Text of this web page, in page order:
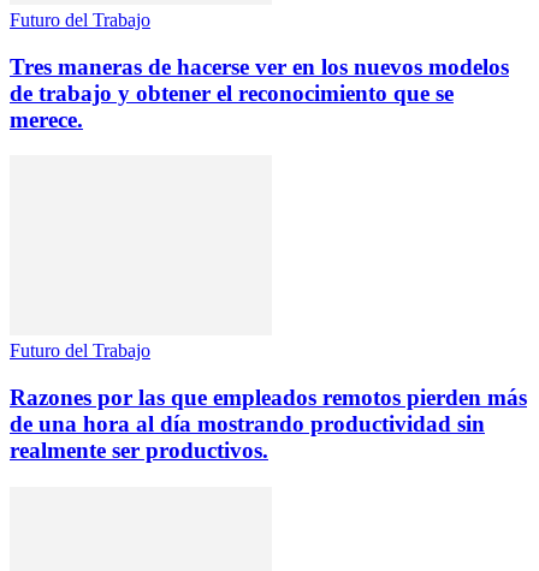
Futuro del Trabajo
Tres maneras de hacerse ver en los nuevos modelos
de trabajo y obtener el reconocimiento que se
merece.
Futuro del Trabajo
Razones por las que empleados remotos pierden más
de una hora al día mostrando productividad sin
realmente ser productivos.